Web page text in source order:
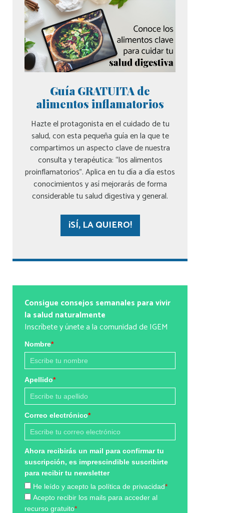
Guía GRATUITA de
alimentos inflamatorios
Hazte el protagonista en el cuidado de tu
salud, con esta pequeña guía en la que te
compartimos un aspecto clave de nuestra
consulta y terapéutica: “los alimentos
proinflamatorios”. Aplica en tu día a día estos
conocimientos y así mejorarás de forma
considerable tu salud digestiva y general.
¡SÍ, LA QUIERO!
Consigue consejos semanales para vivir
la salud naturalmente
Inscríbete y únete a la comunidad de IGEM
Nombre*
Apellido*
Correo electrónico*
Ahora recibirás un mail para confirmar tu
suscripción, es imprescindible suscribirte
para recibir tu newsletter
He leído y acepto la política de privacidad*
Acepto recibir los mails para acceder al
recurso gratuito*